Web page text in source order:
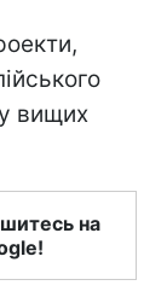
вищих
на